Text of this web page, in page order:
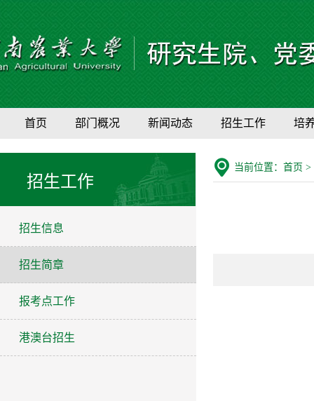
首页 部门概况 新闻动态 招生工作 培
招生工作
招生信息
招生简章
报考点工作
港澳台招生
当前位置： 首页 >